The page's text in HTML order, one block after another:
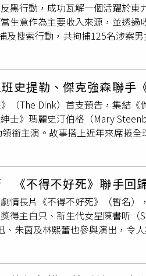
黑行動，成功瓦解一個活躍於東
生意作為主要收入來源，並透過
搜索行動，共拘捕125名涉案
名錶、貨車及賭博器材等總值
億元）。香港警方有組織罪案
工地工人對便當需求大增，穩定
完整犯罪鏈，由64歲男首腦在幕
分別負責生產、配送、銷售及向
方指出，該集團為降低成本，
800份，每份售價50港元（約新
便當市場外，集團還涉嫌經營
現，自2023年至今，該集團涉
資金。為獨占工地便當市場，警
出5名探員喬裝成便當供應商，
7萬港元（約新台幣26.6萬元）
則不得在工地販售便當。警方
收網行動。64歲集團首腦在秀
，同步突擊無牌食品加工場及多
腦、3名骨幹、食品加工場員
提勒、傑克強森聯手
（The Dink）首支預告，集結《
士》瑪麗史汀伯格（Mary
銜主演。故事搭上近年來席捲
索：錯棚教練趣事多》後，再
背景，講述一位昔日網球神童
。就在舊傷迫使他放下熟悉的網
熱情，更開始面對多年來未曾放
同的關鍵對決。在歡樂喜劇的氛
喬許格林鮑姆（Josh
、友情，以及主角在人生某個
世界，但對身處其中的角色而言
感源自編劇尚克萊門茲（Sean
休人士建立意想不到的友誼，這
《不得不好死》聯手回
情長片《不得不好死》（暫名）
得主白只、新生代女星陳書昕（
、朱茵及林熙蕾也參與演出，令
《
巨星》及《古宅》，這
隔多年沒有演出香港電影，這
代演員Jer迎來大突破，挑戰飾